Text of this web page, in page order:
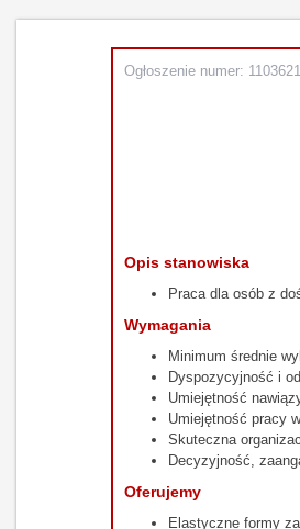
Ogłoszenie numer:
Opis stanowiska
Praca dla osób z
Wymagania
Minimum średnie
Dyspozycyjność i
Umiejętność
Umiejętność pracy
Skuteczna
Decyzyjność,
Oferujemy
Elastyczne formy